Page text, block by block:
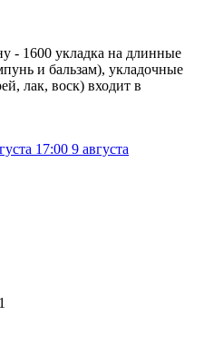
- 1600 укладка на длинные
и бальзам), укладочные
лак, воск) входит в
17:00 9 августа